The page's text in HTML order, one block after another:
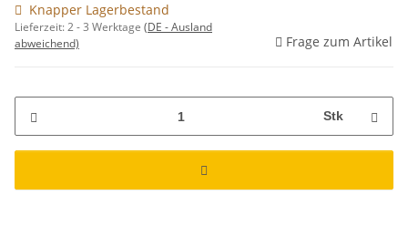
Knapper Lagerbestand
Lieferzeit:2 - 3 Werktage (DE - Ausland
abweichend)
Frage zum Artikel
Stk